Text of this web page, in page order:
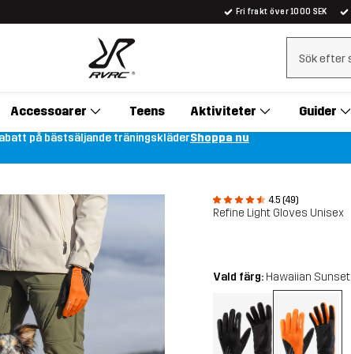
Fri frakt över 1000 SEK
Rensa sök
Accessoarer Teens Aktiviteter Guider
på bästsäljande träningskläderShoppa nu
4.5 (49)
Refine Light Gloves Unisex
Vald färg: Hawaiian Sunset